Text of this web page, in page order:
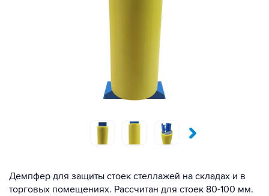
Демпфер для защиты стоек стеллажей на складах и в
торговых помещениях. Рассчитан для стоек 80-100 мм.